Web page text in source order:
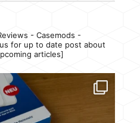
- Casemods -
for up to date post about
articles]